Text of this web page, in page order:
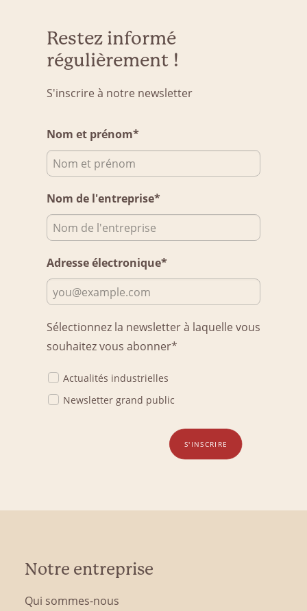
Restez informé
régulièrement !
S'inscrire à notre newsletter
Nom et prénom*
Nom de l'entreprise*
Adresse électronique*
Sélectionnez la newsletter à laquelle vous
souhaitez vous abonner*
Actualités industrielles
Newsletter grand public
S'INSCRIRE
Notre entreprise
Qui sommes-nous